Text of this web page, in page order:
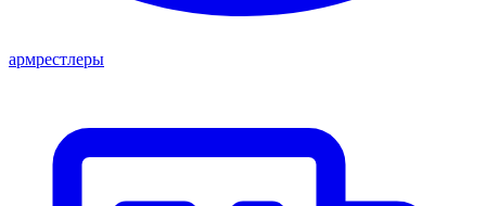
армрестлеры